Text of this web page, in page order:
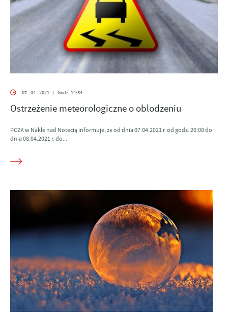
07 - 04 - 2021 | Godz. 14:54
Ostrzeżenie meteorologiczne o oblodzeniu
PCZK w Nakle nad Notecią informuje, że od dnia 07.04.2021 r. od godz. 20:00 do
dnia 08.04.2021 r. do...